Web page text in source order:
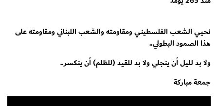
نحيي الشعب الفلسطيني ومقاومته والشعب اللبناني ومقاومته على
هذا الصمود البطولي..
ولا بد لليل أن ينجلي ولا بد للقيد (للظلم) أن ينكسر..
جمعة مباركة